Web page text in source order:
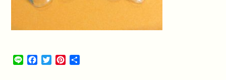
Line Facebook
TwitterPinterest